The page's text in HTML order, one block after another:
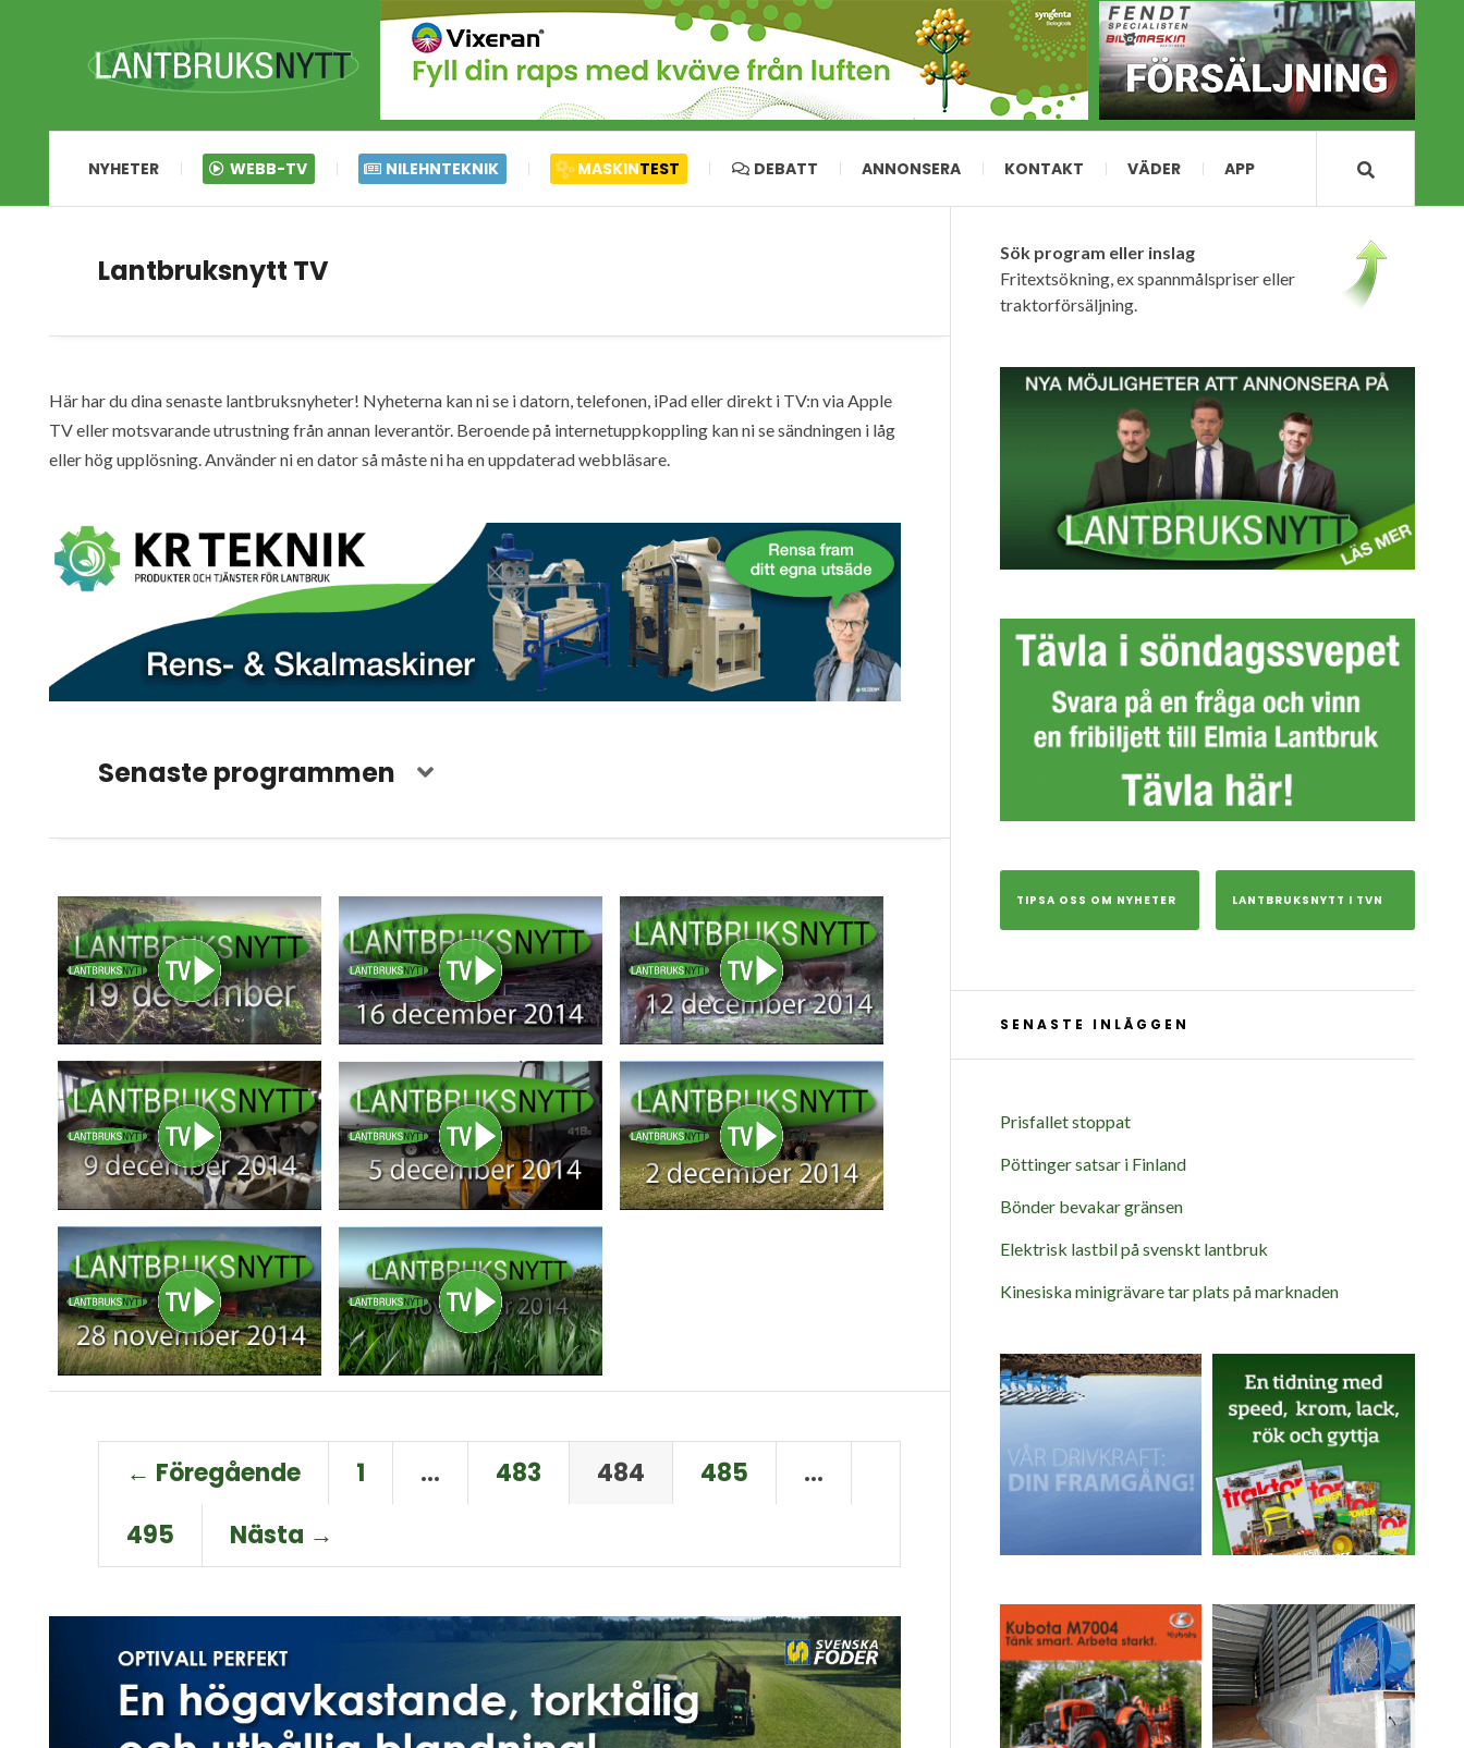
NYHETER WEBB-TV NILEHNTEKNIK MASKINTEST DEBATT ANNONSERA KONTAKT VÄDER APP
Lantbruksnytt TV
Här har du dina senaste lantbruksnyheter! Nyheterna kan ni se i datorn, telefonen, iPad eller direkt i TV:n via Apple
TV eller motsvarande utrustning från annan leverantör. Beroende på internetuppkoppling kan ni se sändningen i låg
eller hög upplösning. Använder ni en dator så måste ni ha en uppdaterad webbläsare.
Senaste programmen
← Föregående 1 … 483 484 485
…
495
Nästa →
Sök program eller inslag
Fritextsökning, ex spannmålspriser eller
traktorförsäljning.
TIPSA OSS OM NYHETER LANTBRUKSNYTT I TVN
SENASTE INLÄGGEN
Prisfallet stoppat
Pöttinger satsar i Finland
Bönder bevakar gränsen
Elektrisk lastbil på svenskt lantbruk
Kinesiska minigrävare tar plats på marknaden